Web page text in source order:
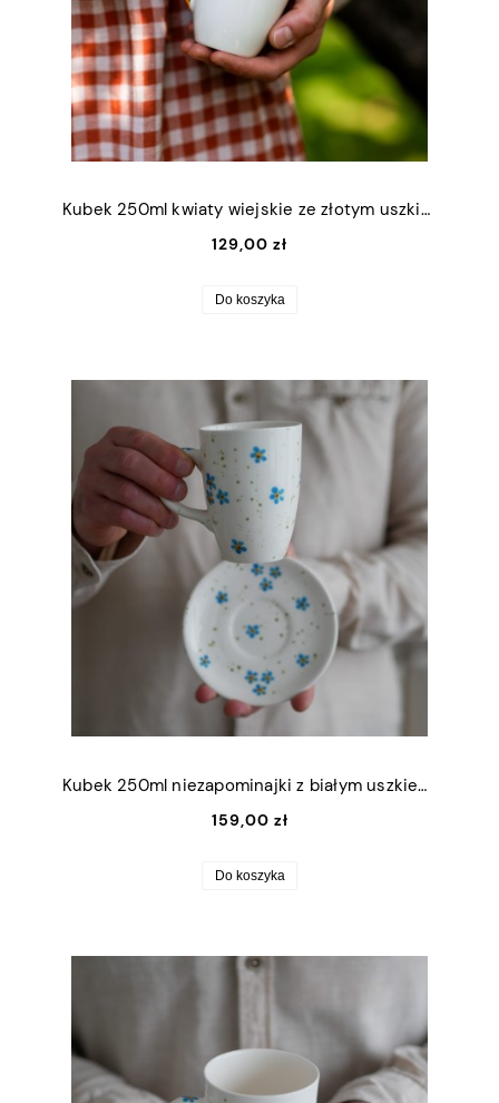
Kubek 250ml kwiaty wiejskie ze złotym uszkiem
129,00 zł
Do koszyka
Kubek 250ml niezapominajki z białym uszkiem + talerzyk 12,5cm
159,00 zł
Do koszyka